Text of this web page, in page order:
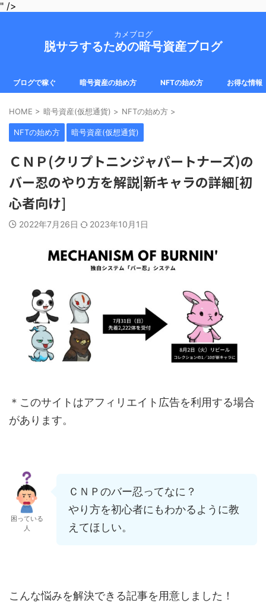
" />
カメブログ
脱サラするための暗号資産ブログ
ブログで稼ぐ 暗号資産の始め方 NFTの始め方 お得な情報
HOME > 暗号資産(仮想通貨) > NFTの始め方 >
NFTの始め方 暗号資産(仮想通貨)
ＣＮＰ(クリプトニンジャパートナーズ)の
バー忍のやり方を解説|新キャラの詳細[初
心者向け]
2022年7月26日 2023年10月1日
＊このサイトはアフィリエイト広告を利用する場合
があります。
困っている
人
ＣＮＰのバー忍ってなに？
やり方を初心者にもわかるように教
えてほしい。
こんな悩みを解決できる記事を用意しました！